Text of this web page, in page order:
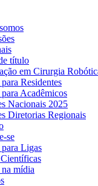
título
em Cirurgia
Residentes
Acadêmicos
Nacionais 2025
Diretorias Regionais
se
Ligas
mídia